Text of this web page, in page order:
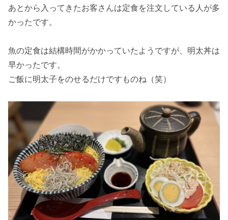
あとから入ってきたお客さんは定食を注文している人が多
かったです。
魚の定食は結構時間がかかっていたようですが、明太丼は
早かったです。
ご飯に明太子をのせるだけですものね（笑）